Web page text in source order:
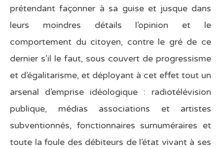
prétendant façonner à sa guise et jusque dans
leurs moindres détails l’opinion et le
comportement du citoyen, contre le gré de ce
dernier s’il le faut, sous couvert de progressisme
et d’égalitarisme, et déployant à cet effet tout un
arsenal d’emprise idéologique : radiotélévision
publique, médias associations et artistes
subventionnés, fonctionnaires surnuméraires et
toute la foule des débiteurs de l’état vivant à ses